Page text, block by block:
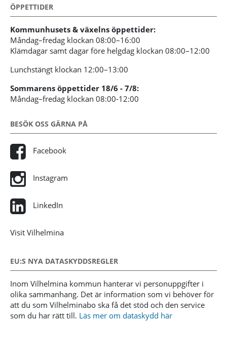
ÖPPETTIDER
Kommunhusets & växelns öppettider:
Måndag–fredag klockan 08:00–16:00
Klämdagar samt dagar före helgdag klockan 08:00–12:00
Lunchstängt klockan 12:00–13:00
Sommarens öppettider 18/6 - 7/8:
Måndag–fredag klockan 08:00-12:00
BESÖK OSS GÄRNA PÅ
Facebook
Instagram
LinkedIn
Visit Vilhelmina
EU:S NYA DATASKYDDSREGLER
Inom Vilhelmina kommun hanterar vi personuppgifter i
olika sammanhang. Det är information som vi behöver för
att du som Vilhelminabo ska få det stöd och den service
som du har rätt till. Läs mer om dataskydd här